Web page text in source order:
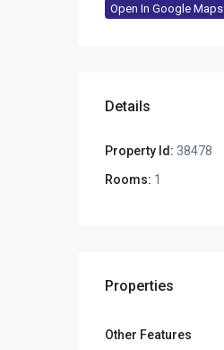
Open In Google Maps
Details
Property Id: 38478
Rooms: 1
Properties
Other Features